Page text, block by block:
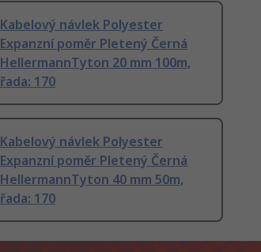
Kabelový návlek Polyester
Expanzní poměr Pletený Černá
HellermannTyton 20 mm 100m,
řada: 170
Kabelový návlek Polyester
Expanzní poměr Pletený Černá
HellermannTyton 40 mm 50m,
řada: 170